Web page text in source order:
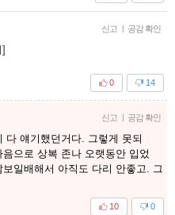
신고 | 공감 확인
14
0
신고 | 공감 확인
다 얘기했던거다. 그렇게 못되
으로 상복 존나 오랫동안 입었
일배해서 아직도 다리 안좋고. 그
0
10